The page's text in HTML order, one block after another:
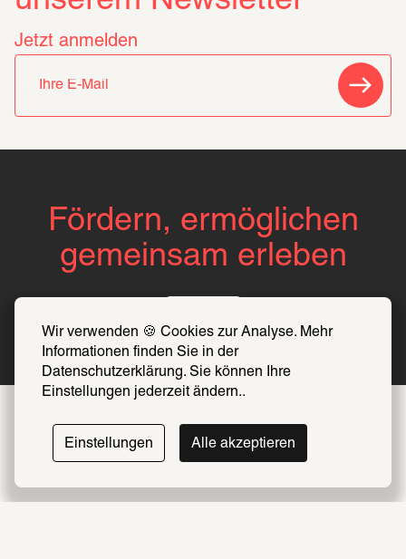
Wir verwenden 🍪 Cookies zur Analyse. Mehr
Informationen finden Sie in der
Datenschutzerklärung. Sie können Ihre
Einstellungen jederzeit ändern..
Einstellungen Alle akzeptieren
Jetzt anmelden
Fördern, ermöglichen
gemeinsam erleben
Folge uns auf Instagram